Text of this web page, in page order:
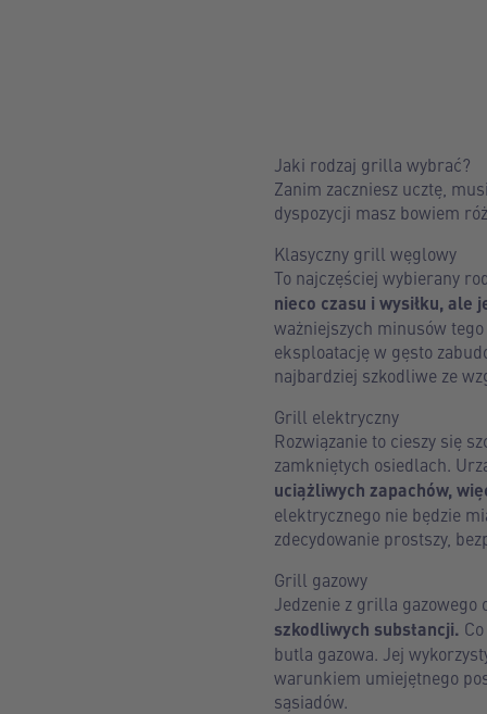
Jaki rodzaj grilla wybrać?
Zanim zaczniesz ucztę,
dyspozycji masz bowiem
Klasyczny grill węglowy
To najczęściej wybierany
nieco czasu i wysiłku,
ważniejszych minusów
eksploatację w gęsto
najbardziej szkodliwe ze
Grill elektryczny
Rozwiązanie to cieszy się
zamkniętych osiedlach.
uciążliwych zapachów,
elektrycznego nie będzie
zdecydowanie prostszy,
Grill gazowy
Jedzenie z grilla gazowego
szkodliwych substancji.
butla gazowa. Jej
warunkiem umiejętnego
sąsiadów.